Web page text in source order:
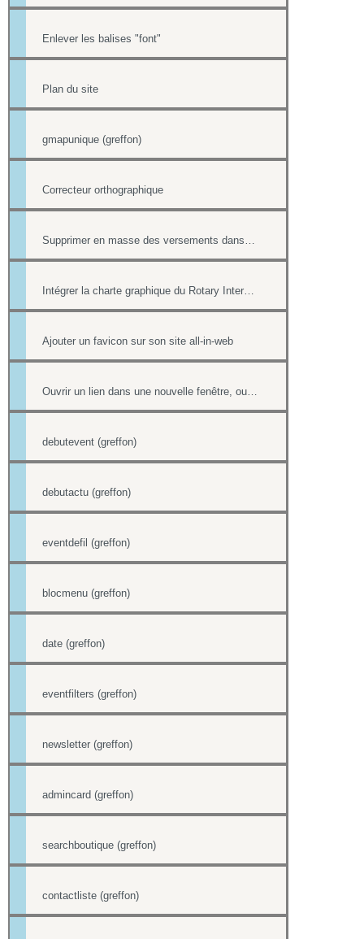
Enlever les balises "font"
Plan du site
gmapunique (greffon)
Correcteur orthographique
Supprimer en masse des versements dans la Trésorerie
Intégrer la charte graphique du Rotary International dans un site all-in-web
Ajouter un favicon sur son site all-in-web
Ouvrir un lien dans une nouvelle fenêtre, ouvrir dans un nouvel onglet
debutevent (greffon)
debutactu (greffon)
eventdefil (greffon)
blocmenu (greffon)
date (greffon)
eventfilters (greffon)
newsletter (greffon)
admincard (greffon)
searchboutique (greffon)
contactliste (greffon)